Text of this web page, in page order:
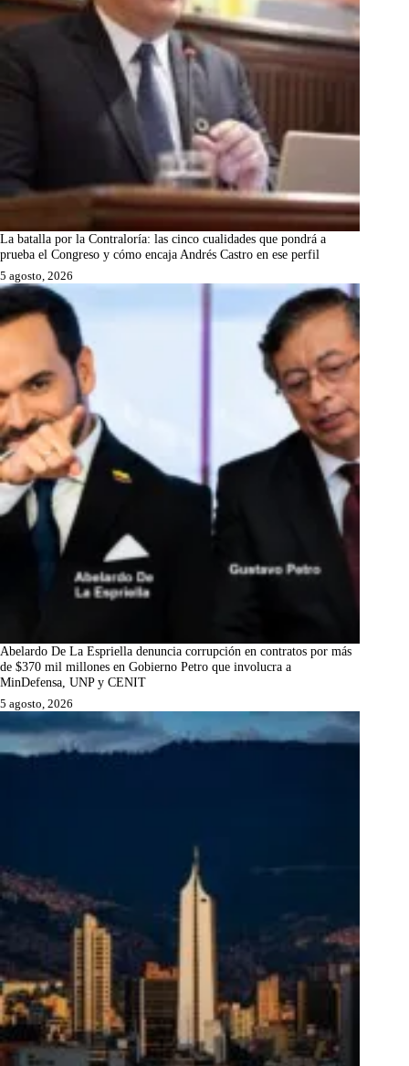
La batalla por la Contraloría: las cinco cualidades que pondrá a
prueba el Congreso y cómo encaja Andrés Castro en ese perfil
5 agosto, 2026
Abelardo De La Espriella denuncia corrupción en contratos por más
de $370 mil millones en Gobierno Petro que involucra a
MinDefensa, UNP y CENIT
5 agosto, 2026